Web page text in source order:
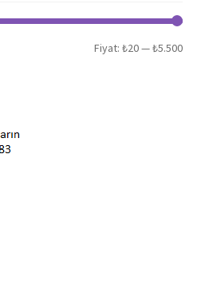
En
En
Fiyat:₺20—₺5.500